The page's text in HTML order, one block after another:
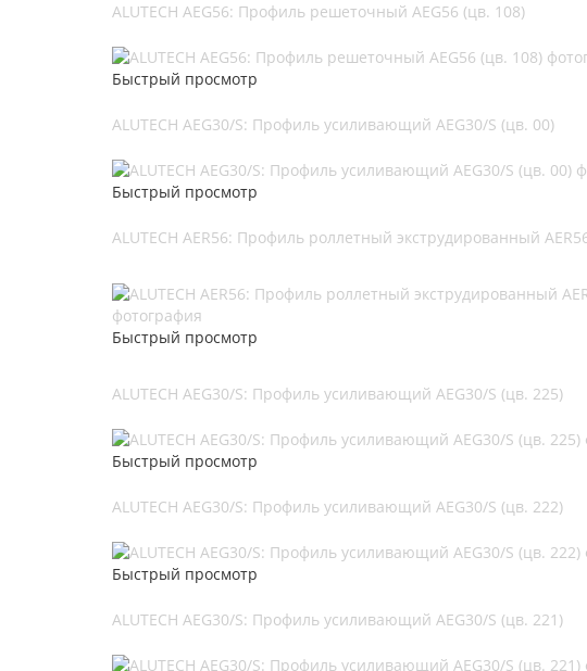
ALUTECH AEG56: Профиль решеточный AEG56 (цв. 108)
Быстрый просмотр
ALUTECH AEG30/S: Профиль усиливающий AEG30/S (цв. 00)
Быстрый просмотр
ALUTECH AER56: Профиль роллетный экструдированный
Быстрый просмотр
ALUTECH AEG30/S: Профиль усиливающий AEG30/S (цв. 225)
Быстрый просмотр
ALUTECH AEG30/S: Профиль усиливающий AEG30/S (цв. 222)
Быстрый просмотр
ALUTECH AEG30/S: Профиль усиливающий AEG30/S (цв. 221)